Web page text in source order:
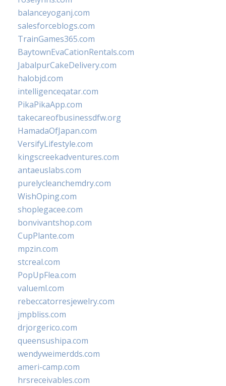
balanceyoganj.com
salesforceblogs.com
TrainGames365.com
BaytownEvaCationRentals.com
JabalpurCakeDelivery.com
halobjd.com
intelligenceqatar.com
PikaPikaApp.com
takecareofbusinessdfw.org
HamadaOfJapan.com
VersifyLifestyle.com
kingscreekadventures.com
antaeuslabs.com
purelycleanchemdry.com
WishOping.com
shoplegacee.com
bonvivantshop.com
CupPlante.com
mpzin.com
stcreal.com
PopUpFlea.com
valueml.com
rebeccatorresjewelry.com
jmpbliss.com
drjorgerico.com
queensushipa.com
wendyweimerdds.com
ameri-camp.com
hrsreceivables.com